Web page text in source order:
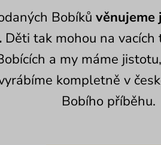
Bobíků věnujeme
Děti tak mohou na
a my máme
kompletně v
Bobího příběhu.